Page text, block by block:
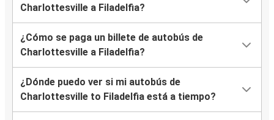
Charlottesville a Filadelfia?
¿Cómo se paga un billete de autobús de
Charlottesville a Filadelfia?
¿Dónde puedo ver si mi autobús de
Charlottesville to Filadelfia está a tiempo?